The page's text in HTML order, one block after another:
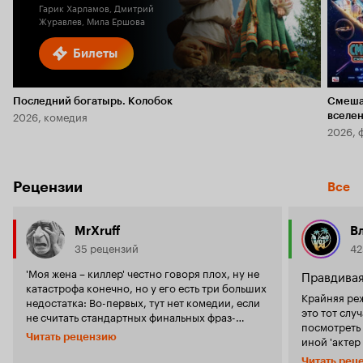
Билеты
Гарик Харламов, Дмитрий
Журавлев, Мила Ершова
Последний богатырь. Колобок
2026, комедия
2026,
Рецензии Все
MrXruff
35 рецензий
'Моя жена – киллер' честно говоря плох, ну не
катастрофа конечно, но у его есть три больших
недостатка: Во-первых, тут нет комедии, если
не считать стандартных финальных фраз-
шуточек перед титрами. Во-вторых, тут нет
боевика, ну конечно если не считать минуты
Читать рецензию
Крайняя
это тот
иной
случае